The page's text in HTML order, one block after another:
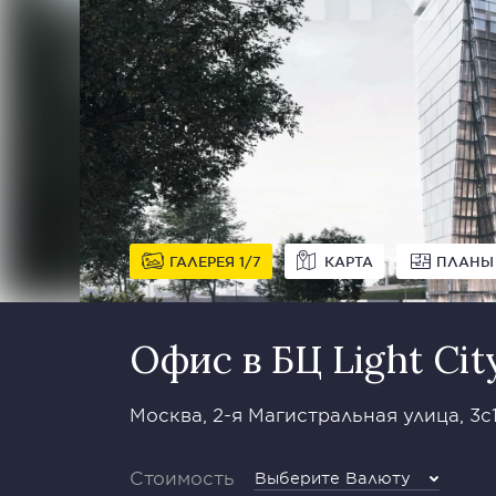
ГАЛЕРЕЯ 1 7 КАРТА ПЛАНЫ
Офис в БЦ Light
Москва, 2-я Магистральная улица,
Стоимость Выберите Валюту